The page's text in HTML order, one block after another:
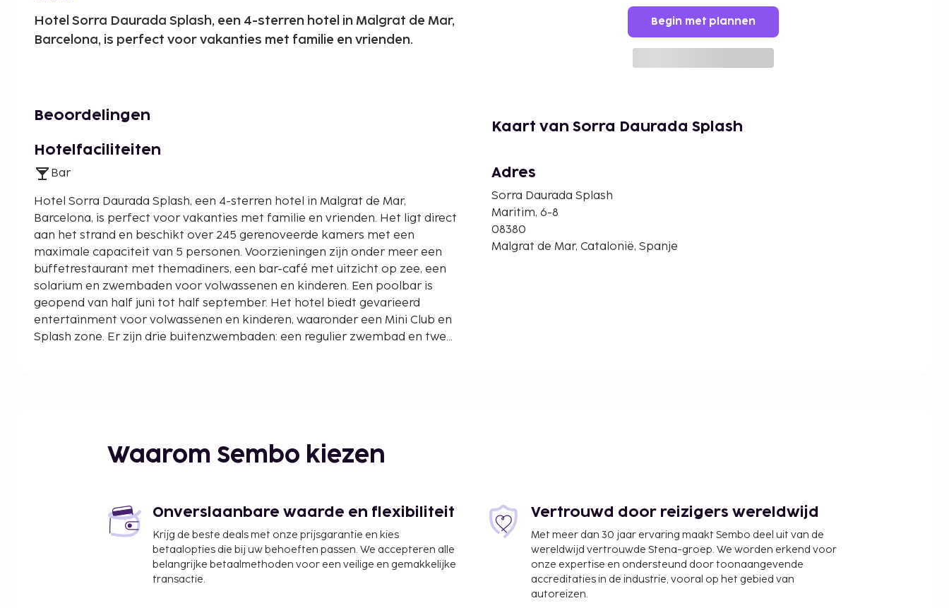
Hotel Sorra Daurada Splash, een 4-sterren hotel in Malgrat de Mar,
Barcelona, is perfect voor vakanties met familie en vrienden.
Begin met plannen
Beoordelingen
Hotelfaciliteiten
Bar
Hotel Sorra Daurada Splash, een 4-sterren hotel in Malgrat de Mar,
Barcelona, is perfect voor vakanties met familie en vrienden. Het ligt direct
aan het strand en beschikt over 245 gerenoveerde kamers met een
maximale capaciteit van 5 personen. Voorzieningen zijn onder meer een
buffetrestaurant met themadiners, een bar-café met uitzicht op zee, een
solarium en zwembaden voor volwassenen en kinderen. Een poolbar is
geopend van half juni tot half september. Het hotel biedt gevarieerd
entertainment voor volwassenen en kinderen, waaronder een Mini Club en
Splash zone. Er zijn drie buitenzwembaden: een regulier zwembad en twee
Kaart van Sorra Daurada Splash
Adres
Sorra Daurada Splash
Maritim, 6-8
08380
Malgrat de Mar, Catalonië, Spanje
Waarom Sembo kiezen
Onverslaanbare waarde en flexibiliteit
Krijg de beste deals met onze prijsgarantie en kies
betaalopties die bij uw behoeften passen. We accepteren alle
belangrijke betaalmethoden voor een veilige en gemakkelijke
transactie.
Vertrouwd door reizigers wereldwijd
Met meer dan 30 jaar ervaring maakt Sembo deel uit van de
wereldwijd vertrouwde Stena-groep. We worden erkend voor
onze expertise en ondersteund door toonaangevende
accreditaties in de industrie, vooral op het gebied van
autoreizen.